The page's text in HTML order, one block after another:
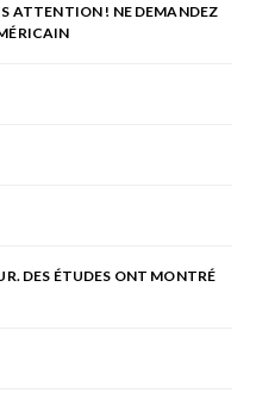
ATTENTION ! NE DEMANDEZ
DES ÉTUDES ONT MONTRÉ